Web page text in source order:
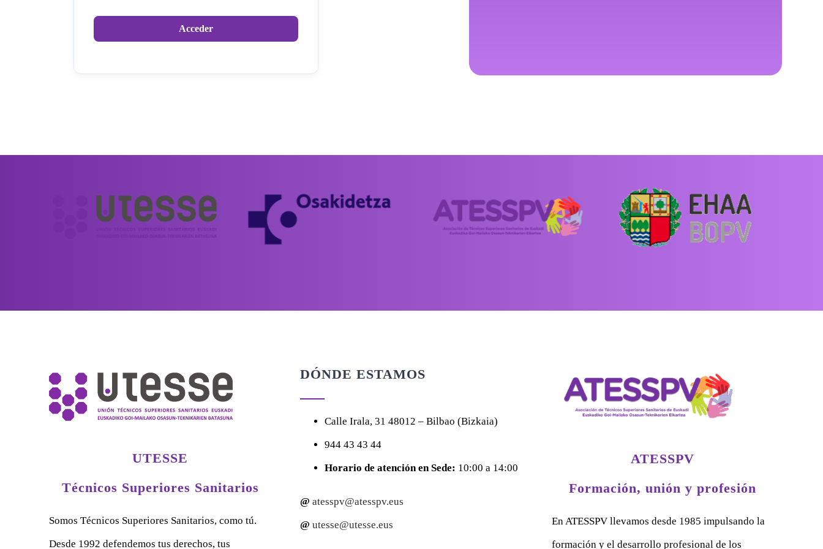
UTESSE
Técnicos Superiores Sanitarios
Somos Técnicos Superiores Sanitarios, como tú.
Desde 1992 defendemos tus derechos, tus
DÓNDE ESTAMOS
CalleIrala, 3148012 – Bilbao (Bizkaia)
944 43 43 44
Horario de atención en Sede: 10:00 a 14:00
@ atesspv@atesspv.eus
@ utesse@utesse.eus
ATESSPV
Formación, unión y profesión
En ATESSPV llevamos desde 1985 impulsando la
formación y el desarrollo profesional de los